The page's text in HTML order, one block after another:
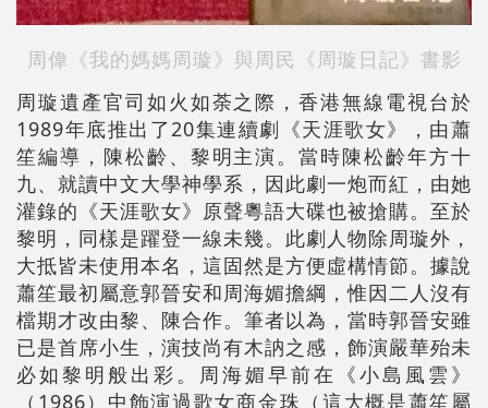
周偉《我的媽媽周璇》與周民《周璇日記》書影
周璇遺產官司如火如荼之際，香港無線電視台於
1989年底推出了20集連續劇《天涯歌女》，由蕭
笙編導，陳松齡、黎明主演。當時陳松齡年方十
九、就讀中文大學神學系，因此劇一炮而紅，由她
灌錄的《天涯歌女》原聲粵語大碟也被搶購。至於
黎明，同樣是躍登一線未幾。此劇人物除周璇外，
大抵皆未使用本名，這固然是方便虛構情節。據說
蕭笙最初屬意郭晉安和周海媚擔綱，惟因二人沒有
檔期才改由黎、陳合作。筆者以為，當時郭晉安雖
已是首席小生，演技尚有木訥之感，飾演嚴華殆未
必如黎明般出彩。周海媚早前在《小島風雲》
（1986）中飾演過歌女商金珠（這大概是蕭笙屬